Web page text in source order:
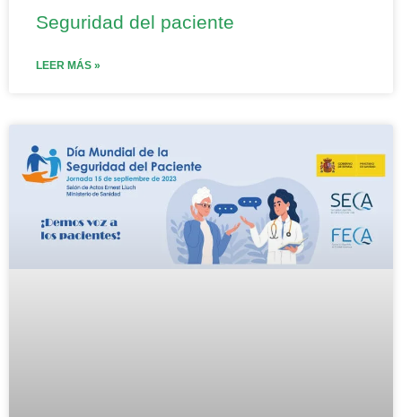
Seguridad del paciente
LEER MÁS »